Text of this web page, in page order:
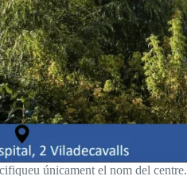
únicament el nom del centre.